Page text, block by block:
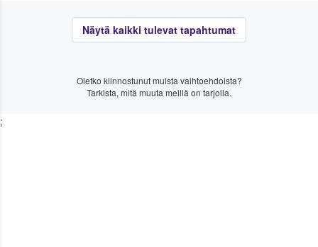
Näytä kaikki tulevat tapahtumat
Oletko kiinnostunut muista vaihtoehdoista?
Tarkista, mitä muuta meillä on tarjolla.
;